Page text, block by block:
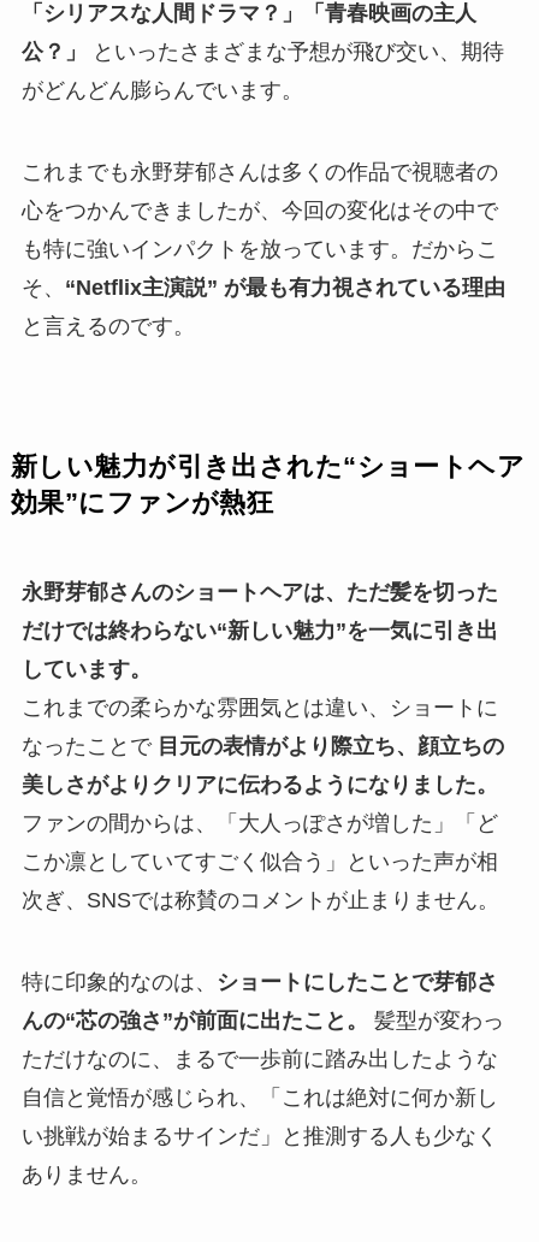
「シリアスな人間ドラマ？」「青春映画の主人
公？」
といったさまざまな予想が飛び交い、期待
がどんどん膨らんでいます。
これまでも永野芽郁さんは多くの作品で視聴者の
心をつかんできましたが、今回の変化はその中で
も特に強いインパクトを放っています。だからこ
そ、 “Netflix主演説” が最も有力視されている理由
と言えるのです。
新しい魅力が引き出された“ショートヘア
効果”にファンが熱狂
永野芽郁さんのショートヘアは、ただ髪を切った
だけでは終わらない“新しい魅力”を一気に引き出
しています。
これまでの柔らかな雰囲気とは違い、ショートに
なったことで 目元の表情がより際立ち、顔立ちの
美しさがよりクリアに伝わるようになりました。
ファンの間からは、「大人っぽさが増した」「ど
こか凛としていてすごく似合う」といった声が相
次ぎ、SNSでは称賛のコメントが止まりません。
特に印象的なのは、
ショートにしたことで芽郁さ
んの“芯の強さ”が前面に出たこと。
髪型が変わっ
ただけなのに、まるで一歩前に踏み出したような
自信と覚悟が感じられ、「これは絶対に何か新し
い挑戦が始まるサインだ」と推測する人も少なく
ありません。